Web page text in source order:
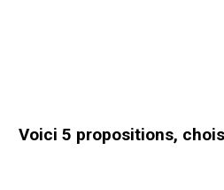
Voici 5 propositions,